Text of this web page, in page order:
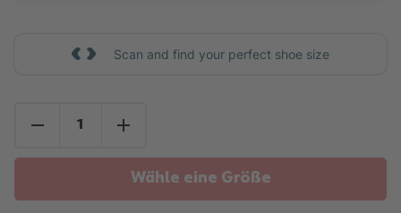
Scan and find your perfect shoe size
Wähle eine Größe